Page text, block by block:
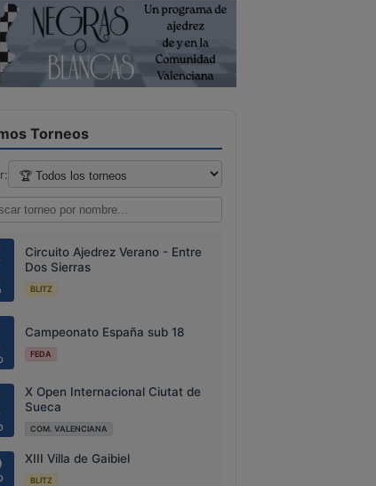
Torneos
Circuito Ajedrez Verano - Entre
Dos Sierras
BLITZ
Campeonato España sub 18
FEDA
X Open Internacional Ciutat de
Sueca
COM. VALENCIANA
XIII Villa de Gaibiel
BLITZ